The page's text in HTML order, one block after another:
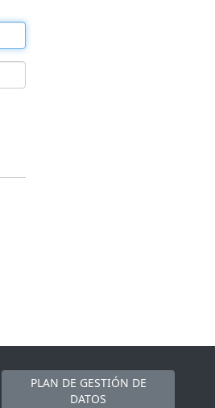
PLAN DE GESTIÓN DE
DATOS